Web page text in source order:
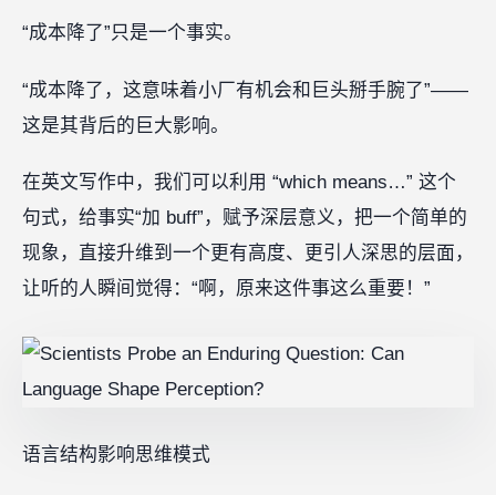
“成本降了”只是一个事实。
“成本降了，这意味着小厂有机会和巨头掰手腕了”——
这是其背后的巨大影响。
在英文写作中，我们可以利用 “which means…” 这个
句式，给事实“加 buff”，赋予深层意义，把一个简单的
现象，直接升维到一个更有高度、更引人深思的层面，
让听的人瞬间觉得：“啊，原来这件事这么重要！”
语言结构影响思维模式